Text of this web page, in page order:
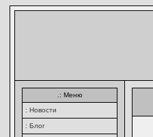
.: Меню
: Новости
: Блог